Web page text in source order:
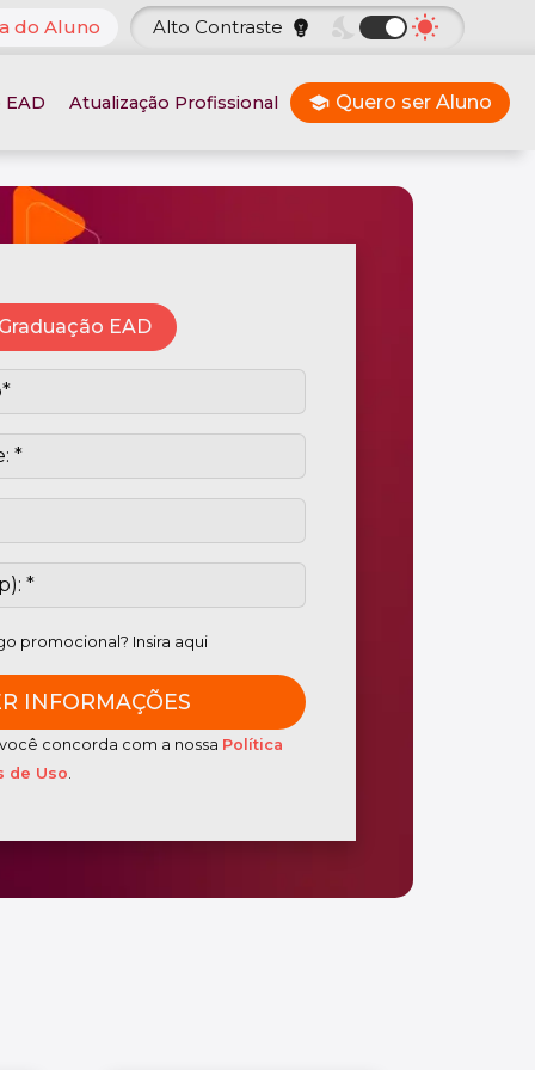
do Aluno Alto Contraste emoji_objects wb_sunny
EAD Atualização Profissional school Quero ser Aluno
EAD
promocional? Insira aqui
concorda com a nossa Política
de Uso.